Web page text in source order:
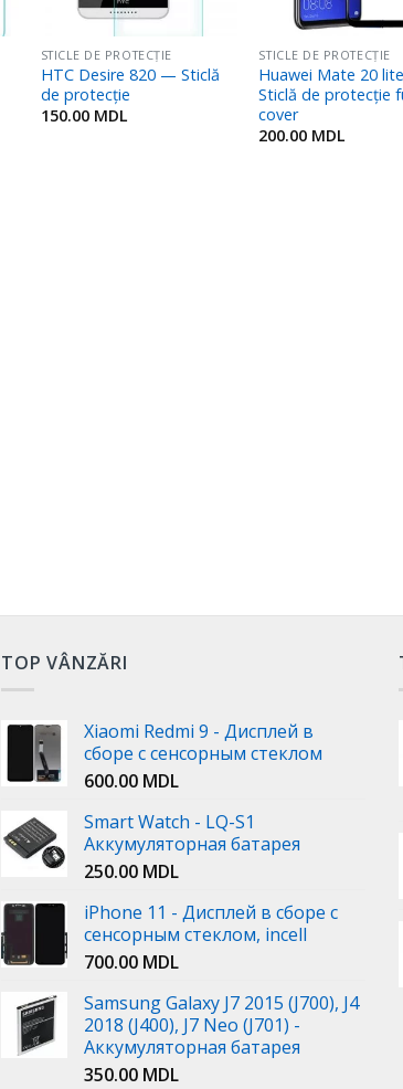
STICLE DE PROTECȚIE
HTC Desire 820 — Sticlă
de protecție
150.00 MDL
STICLE DE PROTECȚIE
Huawei Mate 20
Sticlă de protecție
cover
200.00 MDL
TOP VÂNZĂRI
Xiaomi Redmi 9 - Дисплей в
сборе с сенсорным стеклом
600.00 MDL
Smart Watch - LQ-S1
Аккумуляторная батарея
250.00 MDL
iPhone 11 - Дисплей в сборе с
сенсорным стеклом, incell
700.00 MDL
Samsung Galaxy J7 2015 (J700), J4
2018 (J400), J7 Neo (J701) -
Аккумуляторная батарея
350.00 MDL